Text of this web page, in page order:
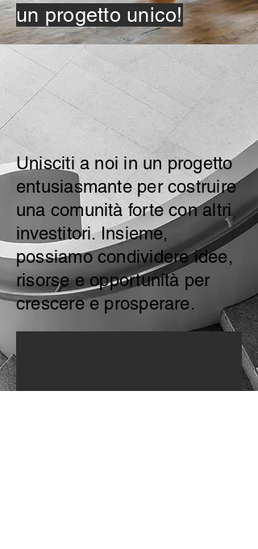
un progetto unico!
Unisciti a noi in un progetto
entusiasmante per costruire
una comunità forte con altri
investitori. Insieme,
possiamo condividere idee,
risorse e opportunità per
crescere e prosperare.